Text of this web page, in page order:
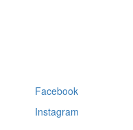
Facebook
Instagram